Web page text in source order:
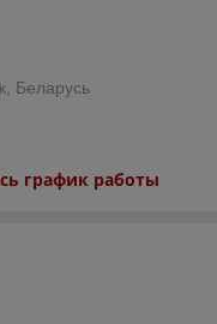
Беларусь
график работы